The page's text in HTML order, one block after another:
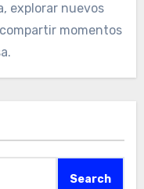
explorar nuevos
momentos
Search